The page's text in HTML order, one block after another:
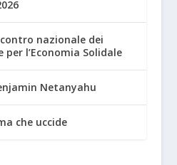
nazionale dei
per l’Economia Solidale
Netanyahu
che uccide